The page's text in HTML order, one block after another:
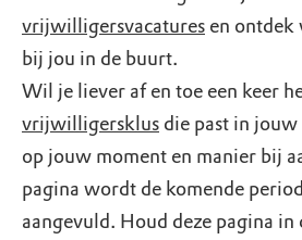
vrijwilligersvacatures en
bij jou in de buurt.
Wil je liever af en toe een keer
vrijwilligersklus die past in jouw
op jouw moment en manier bij
pagina wordt de komende
aangevuld. Houd deze pagina in